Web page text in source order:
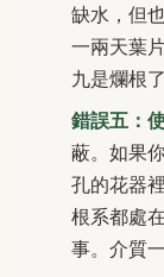
缺水，但
一兩天葉
九是爛根
錯誤五：
蔽。如果
孔的花器
根系都處
事。介質